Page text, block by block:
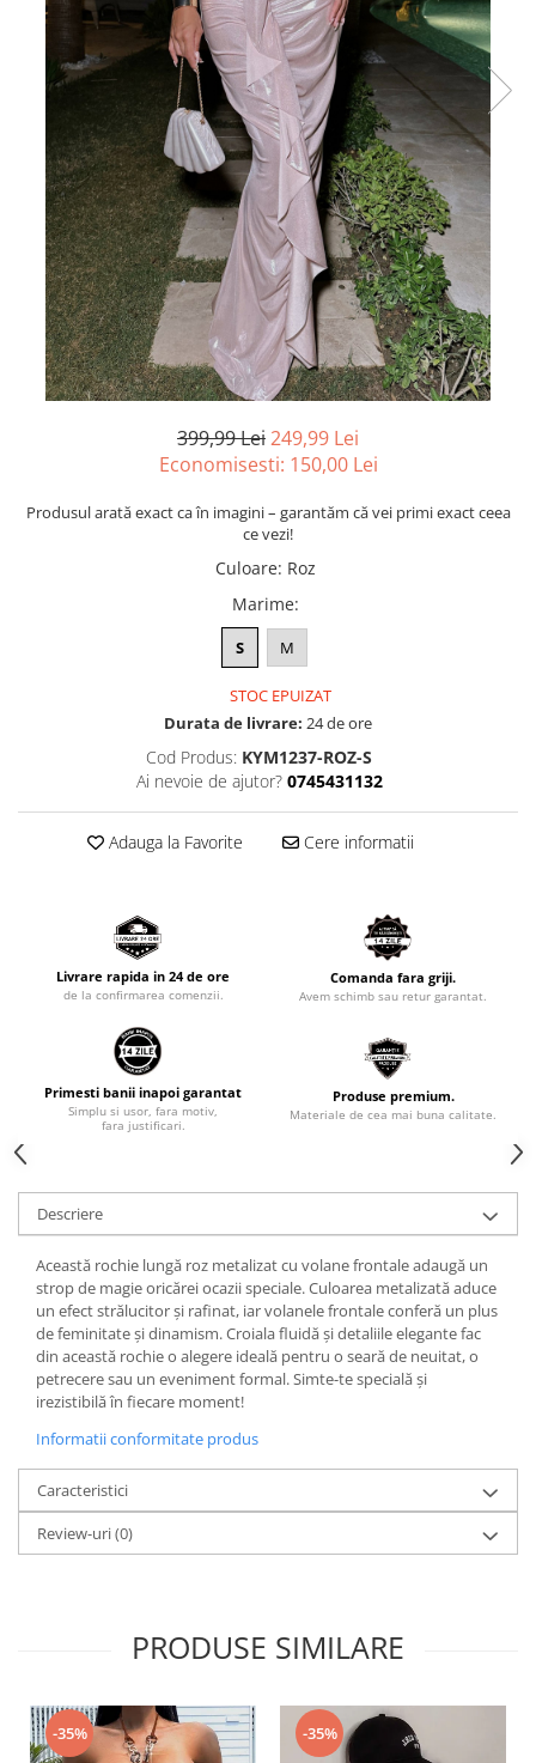
399,99 Lei249,99 Lei
Economisesti: 150,00 Lei
Produsul arată exact ca în imagini – garantăm că vei primi exact ceea
ce vezi!
Culoare: Roz
Marime:
S M
STOC EPUIZAT
Durata de livrare: 24 de ore
Cod Produs: KYM1237-ROZ-S
Ai nevoie de ajutor? 0745431132
Adauga la Favorite Cere informatii
Livrare rapida in 24 de ore
de la confirmarea comenzii.
Comanda fara griji.
Avem schimb sau retur garantat.
Primesti banii inapoi garantat
Simplu si usor, fara motiv,
fara justificari.
Produse premium.
Materiale de cea mai buna calitate.
Descriere
Această rochie lungă roz metalizat cu volane frontale adaugă un
strop de magie oricărei ocazii speciale. Culoarea metalizată aduce
un efect strălucitor și rafinat, iar volanele frontale conferă un plus
de feminitate și dinamism. Croiala fluidă și detaliile elegante fac
din această rochie o alegere ideală pentru o seară de neuitat, o
petrecere sau un eveniment formal. Simte-te specială și
irezistibilă în fiecare moment!
Informatii conformitate produs
Caracteristici
Review-uri(0)
PRODUSE SIMILARE
-35% -35%